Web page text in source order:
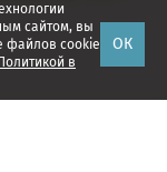
сайтом, вы
файлов cookie
Политикой в
ОК